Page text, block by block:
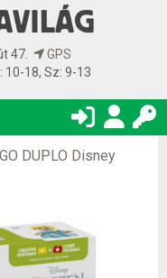
47.
GPS
10-18, Sz: 9-13
DUPLO Disney